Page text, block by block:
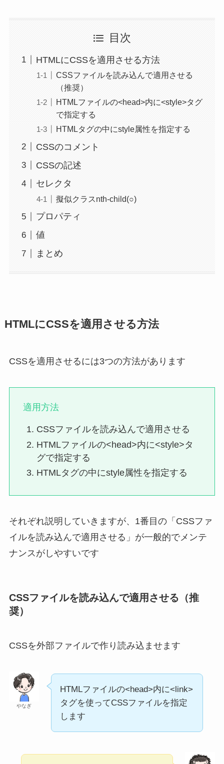
目次
HTMLにCSSを適用させる方法
CSSファイルを読み込んで適用させる
（推奨）
HTMLファイルの<head>内に<style>タグ
で指定する
HTMLタグの中にstyle属性を指定する
CSSのコメント
CSSの記述
セレクタ
擬似クラスnth-child(○)
プロパティ
値
まとめ
HTMLにCSSを適用させる方法
CSSを適用させるには3つの方法があります
適用方法
CSSファイルを読み込んで適用させる
HTMLファイルの<head>内に<style>タ
グで指定する
HTMLタグの中にstyle属性を指定する
それぞれ説明していきますが、1番目の「CSSファ
イルを読み込んで適用させる」が一般的でメンテ
ナンスがしやすいです
CSSファイルを読み込んで適用させる（推
奨）
CSSを外部ファイルで作り読み込ませます
やなぎ
HTMLファイルの<head>内に<link>
タグを使ってCSSファイルを指定
します